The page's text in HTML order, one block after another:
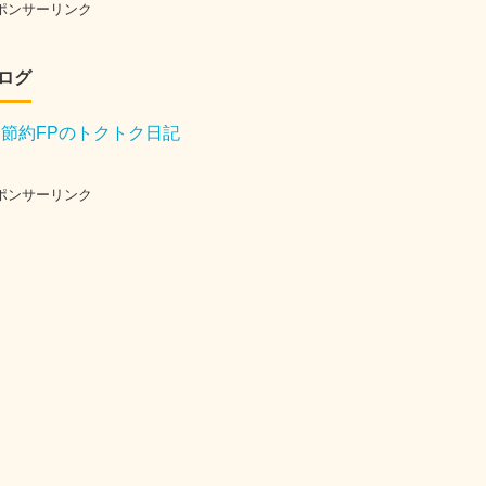
ンサーリンク
グ
節約FPのトクトク日記
ンサーリンク